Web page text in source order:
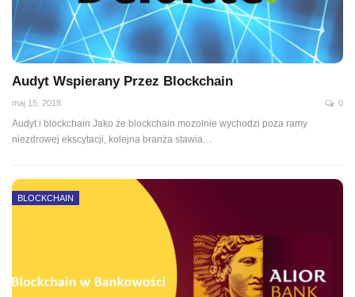
Audyt Wspierany Przez Blockchain
maj 15, 2018 0
Audyt i blockchain Jako że blockchain mozolnie wychodzi poza ramy
niezdrowej ekscytacji, kolejna branża stawia…
BLOCKCHAIN